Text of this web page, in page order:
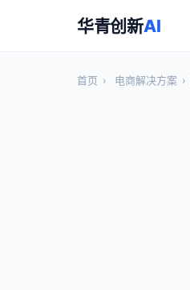
华青创新AI
首页 › 电商解决方案 ›